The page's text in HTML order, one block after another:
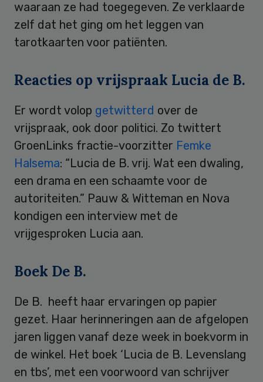
waaraan ze had toegegeven. Ze verklaarde
zelf dat het ging om het leggen van
tarotkaarten voor patiënten.
Reacties op vrijspraak Lucia de B.
Er wordt volop getwitterd over de
vrijspraak, ook door politici. Zo twittert
GroenLinks fractie-voorzitter Femke
Halsema: “Lucia de B. vrij. Wat een dwaling,
een drama en een schaamte voor de
autoriteiten.” Pauw & Witteman en Nova
kondigen een interview met de
vrijgesproken Lucia aan.
Boek De B.
De B. heeft haar ervaringen op papier
gezet. Haar herinneringen aan de afgelopen
jaren liggen vanaf deze week in boekvorm in
de winkel. Het boek ‘Lucia de B. Levenslang
en tbs’, met een voorwoord van schrijver